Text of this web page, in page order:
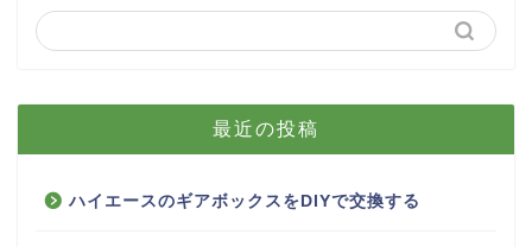
最近の投稿
ハイエースのギアボックスをDIYで交換する